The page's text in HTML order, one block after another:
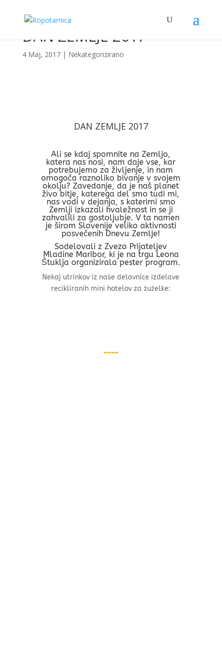
DAN ZEMLJE 2017
4 Maj, 2017| Nekategorizirano
DAN ZEMLJE 2017
Ali se kdaj spomnite na Zemljo,
katera nas nosi, nam daje vse, kar
potrebujemo za življenje, in nam
omogoča raznoliko bivanje v svojem
okolju? Zavedanje, da je naš planet
živo bitje, katerega del smo tudi mi,
nas vodi v dejanja, s katerimi smo
Zemlji izkazali hvaležnost in se ji
zahvalili za gostoljubje. V ta namen
je širom Slovenije veliko aktivnosti
posvečenih Dnevu Zemlje!
Sodelovali z Zvezo Prijateljev
Mladine Maribor, ki je na trgu Leona
Štuklja organizirala pester program.
Nekaj utrinkov iz naše delavnice izdelave
recikliranih mini hotelov za žuželke: